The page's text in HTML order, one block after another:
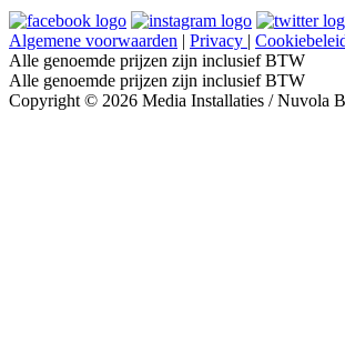
Algemene voorwaarden | Privacy |
Alle genoemde prijzen zijn inclusief BTW
Alle genoemde prijzen zijn inclusief BTW
Copyright © 2026 Media Installaties / Nuvola